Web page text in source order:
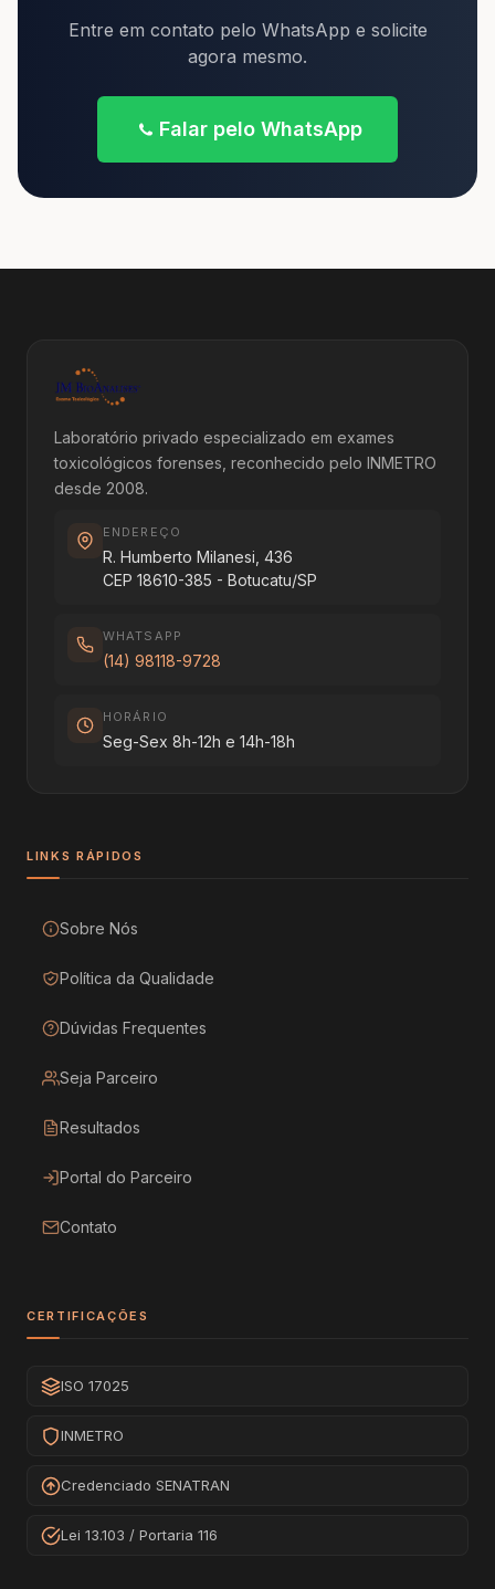
Entre em contato pelo WhatsApp e solicite
agora mesmo.
Falar pelo WhatsApp
Laboratório privado especializado em exames
toxicológicos forenses, reconhecido pelo INMETRO
desde 2008.
ENDEREÇO
R. Humberto Milanesi, 436
CEP 18610-385 - Botucatu/SP
WHATSAPP
(14) 98118-9728
HORÁRIO
Seg-Sex 8h-12h e 14h-18h
LINKS RÁPIDOS
Sobre Nós
Política da Qualidade
Dúvidas Frequentes
Seja Parceiro
Resultados
Portal do Parceiro
Contato
CERTIFICAÇÕES
ISO 17025
INMETRO
Credenciado SENATRAN
Lei 13.103 / Portaria 116